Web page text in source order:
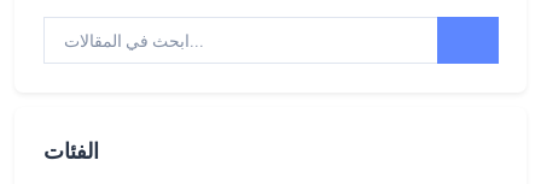
الفئات